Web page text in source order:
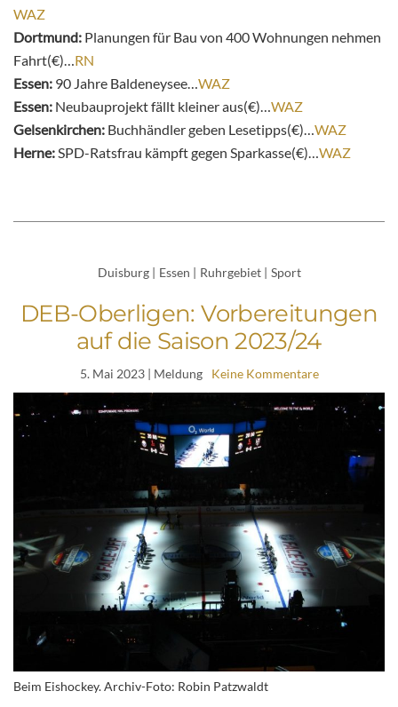
WAZ
Dortmund: Planungen für Bau von 400 Wohnungen nehmen
Fahrt(€)… RN
Essen: 90 Jahre Baldeneysee… WAZ
Essen: Neubauprojekt fällt kleiner aus(€)… WAZ
Gelsenkirchen: Buchhändler geben Lesetipps(€)… WAZ
Herne: SPD-Ratsfrau kämpft gegen Sparkasse(€)… WAZ
Duisburg | Essen | Ruhrgebiet | Sport
DEB-Oberligen: Vorbereitungen
auf die Saison 2023/24
5. Mai 2023| Meldung Keine Kommentare
Beim Eishockey. Archiv-Foto: Robin Patzwaldt